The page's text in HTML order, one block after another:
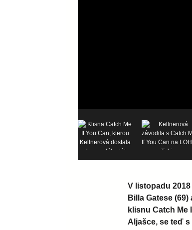
V listopadu
Billa Gatese
klisnu Catch Me
Aljašce, se teď